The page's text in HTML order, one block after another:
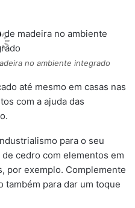
no ambiente integrado
até mesmo em casas nas
com a ajuda das
para o seu
cedro com elementos em
por exemplo. Complemente
para dar um toque